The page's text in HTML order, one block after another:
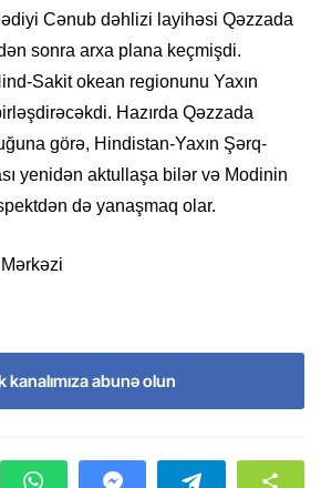
Cənub dəhlizi layihəsi Qəzzada
sonra arxa plana keçmişdi.
Sakit okean regionunu Yaxın
Hazırda Qəzzada
görə, Hindistan-Yaxın Şərq-
yenidən aktullaşa bilər və Modinin
də yanaşmaq olar.
Mərkəzi
kanalımıza abunə olun